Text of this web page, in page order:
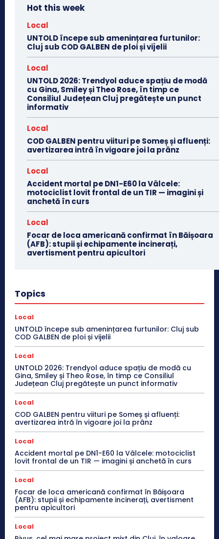
Hot this week
Local
UNTOLD începe sub amenințarea furtunilor:
Cluj sub COD GALBEN de ploi și vijelii
Local
UNTOLD 2026: Trendyol aduce spațiu de modă
cu Gina, Smiley și Theo Rose, în timp ce
Consiliul Județean Cluj pregătește un punct
informativ
Local
COD GALBEN pentru viituri pe Someș și afluenți:
avertizarea intră în vigoare joi la prânz
Local
Accident mortal pe DN1-E60 la Vâlcele:
motociclist lovit frontal de un TIR — imagini și
anchetă în curs
Local
Focar de loca americană confirmat în Băișoara
(AFB): stupii și echipamente incinerați,
avertisment pentru apicultori
Topics
Local
UNTOLD începe sub amenințarea furtunilor: Cluj sub
COD GALBEN de ploi și vijelii
Local
UNTOLD 2026: Trendyol aduce spațiu de modă cu
Gina, Smiley și Theo Rose, în timp ce Consiliul
Județean Cluj pregătește un punct informativ
Local
COD GALBEN pentru viituri pe Someș și afluenți:
avertizarea intră în vigoare joi la prânz
Local
Accident mortal pe DN1-E60 la Vâlcele: motociclist
lovit frontal de un TIR — imagini și anchetă în curs
Local
Focar de loca americană confirmat în Băișoara
(AFB): stupii și echipamente incinerați, avertisment
pentru apicultori
Local